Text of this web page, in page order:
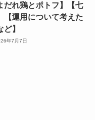
だれ鶏とポトフ】【七
【運用について考えた
ど】
年7月7日